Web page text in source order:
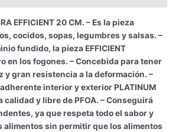
EFFICIENT 20 CM. – Es la pieza
cocidos, sopas, legumbres y salsas. –
fundido, la pieza EFFICIENT
en los fogones. – Concebida para tener
y gran resistencia a la deformación. –
interior y exterior PLATINUM
calidad y libre de PFOA. – Conseguirá
ya que respeta todo el sabor y
alimentos sin permitir que los alimentos